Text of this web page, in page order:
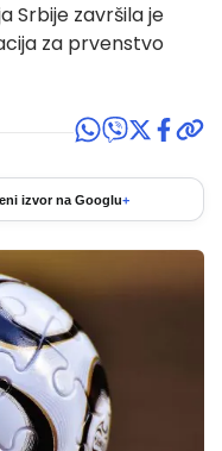
Srbije završila je
za prvenstvo
izvor na Googlu+